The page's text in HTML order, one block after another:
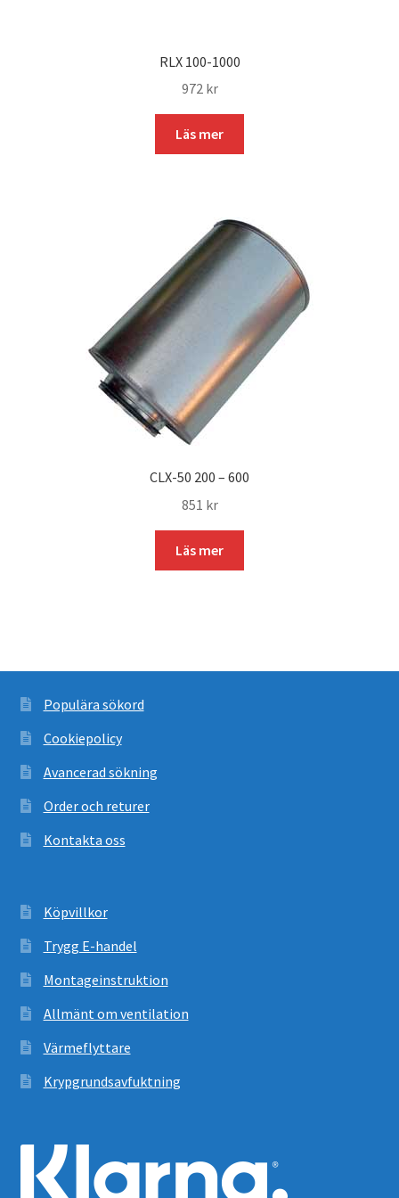
RLX 100-1000
972 kr
Läs mer
CLX-50 200 – 600
851 kr
Läs mer
Populära sökord
Cookiepolicy
Avancerad sökning
Order och returer
Kontakta oss
Köpvillkor
Trygg E-handel
Montageinstruktion
Allmänt om ventilation
Värmeflyttare
Krypgrundsavfuktning